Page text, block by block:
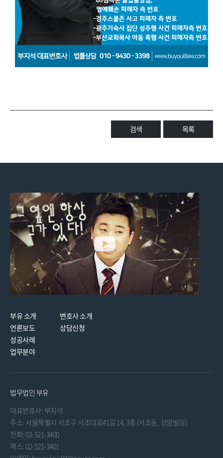
검색 목록
부유 소개
언론보도
성공사례
업무분야
변호사 소개
상담신청
법무법인 부유
대표변호사: 부지석
주소: 서울특별시 서초구 서초대로41길 14, 3층 (서초동, 성암빌딩)
전화: 02-521-3400
팩스: 02-521-3401